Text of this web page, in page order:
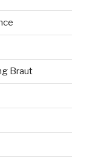
Braut